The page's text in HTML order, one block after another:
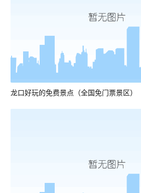
龙口好玩的免费景点（全国免门票景区）